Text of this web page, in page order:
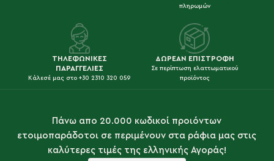
πληρωμών
ΤΗΛΕΦΩΝΙΚΕΣ
ΠΑΡΑΓΓΕΛΙΕΣ
Κάλεσέ μας στο +30 2310 320 059
ΔΩΡΕΑΝ ΕΠΙΣΤΡΟΦΗ
Σε περίπτωση ελαττωματικού
προϊόντος
Πάνω απο 20.000 κωδικοί προιόντων
ετοιμοπαράδοτοι σε περιμένουν στα ράφια μας στις
καλύτερες τιμές της ελληνικής Αγοράς!